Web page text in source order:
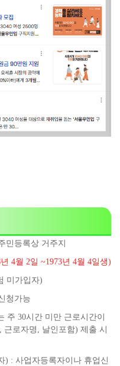
민등록상 거주지
4월 2일 ~1973년 4월 4일생)
미가입자)
청가능
주 30시간 미만 근로시간이
로자명, 날인포함) 제출 시
) : 사업자등록자이나 휴업신